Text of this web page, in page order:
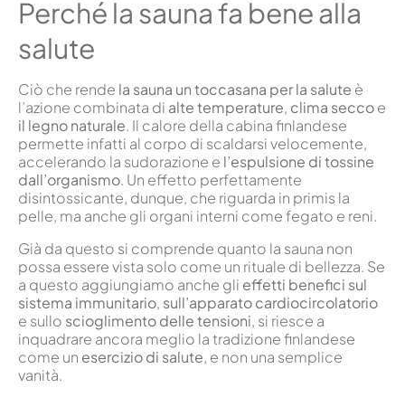
Perché la sauna fa bene alla
salute
Ciò che rende la sauna un toccasana per la salute è
l’azione combinata di alte temperature, clima seccoe
il legno naturale. Il calore della cabina finlandese
permette infatti al corpo di scaldarsi velocemente,
accelerando la sudorazione e l’espulsione di tossine
dall’organismo. Un effetto perfettamente
disintossicante, dunque, che riguarda in primis la
pelle, ma anche gli organi interni come fegato e reni.
Già da questo si comprende quanto la sauna non
possa essere vista solo come un rituale di bellezza. Se
a questo aggiungiamo anche gli effetti benefici sul
sistema immunitario, sull’apparato cardiocircolatorio
e sullo scioglimento delle tensioni, si riesce a
inquadrare ancora meglio la tradizione finlandese
come un esercizio di salute, e non una semplice
vanità.